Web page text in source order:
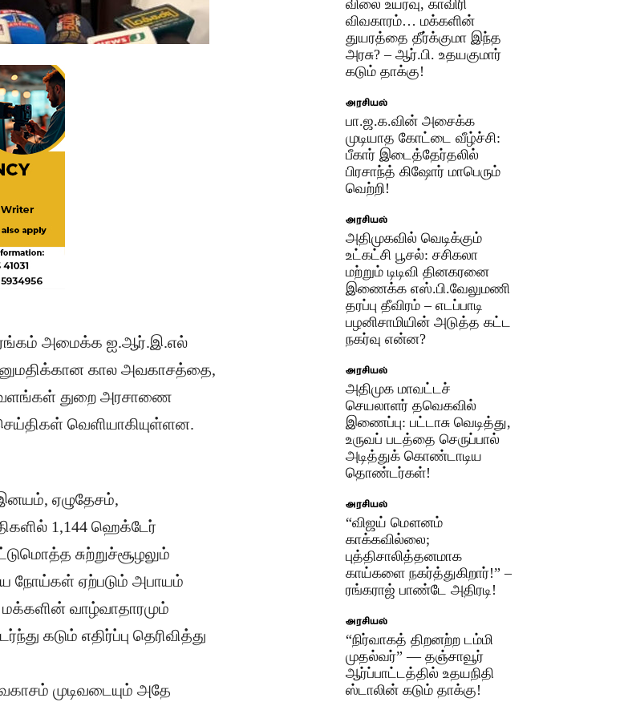
அமைக்க ஐ.ஆர்.இ.எல்
கால அவகாசத்தை,
வளங்கள் துறை அரசாணை
வெளியாகியுள்ளன.
இனயம், ஏழுதேசம்,
1,144 ஹெக்டேர்
சுற்றுச்சூழலும்
நோய்கள் ஏற்படும் அபாயம்
வாழ்வாதாரமும்
கடும் எதிர்ப்பு தெரிவித்து
முடிவடையும் அதே
விலை உயர்வு, காவிரி
விவகாரம்… மக்களின்
துயரத்தை தீர்க்குமா இந்த
அரசு? – ஆர்.பி. உதயகுமார்
கடும் தாக்கு!
அரசியல்
பா.ஜ.க.வின் அசைக்க
முடியாத கோட்டை வீழ்ச்சி:
பீகார் இடைத்தேர்தலில்
பிரசாந்த் கிஷோர் மாபெரும்
வெற்றி!
அரசியல்
அதிமுகவில் வெடிக்கும்
உட்கட்சி பூசல்: சசிகலா
மற்றும் டிடிவி தினகரனை
இணைக்க எஸ்.பி.வேலுமணி
தரப்பு தீவிரம் – எடப்பாடி
பழனிசாமியின் அடுத்த கட்ட
நகர்வு என்ன?
அரசியல்
அதிமுக மாவட்டச்
செயலாளர் தவெகவில்
இணைப்பு: பட்டாசு வெடித்து,
உருவப் படத்தை செருப்பால்
அடித்துக் கொண்டாடிய
தொண்டர்கள்!
அரசியல்
“விஜய் மௌனம்
காக்கவில்லை;
புத்திசாலித்தனமாக
காய்களை நகர்த்துகிறார்!” –
ரங்கராஜ் பாண்டே அதிரடி!
அரசியல்
“நிர்வாகத் திறனற்ற டம்மி
முதல்வர்” — தஞ்சாவூர்
ஆர்ப்பாட்டத்தில் உதயநிதி
ஸ்டாலின் கடும் தாக்கு!